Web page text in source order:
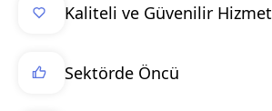
Kaliteli ve Güvenilir Hizmet
Sektörde Öncü